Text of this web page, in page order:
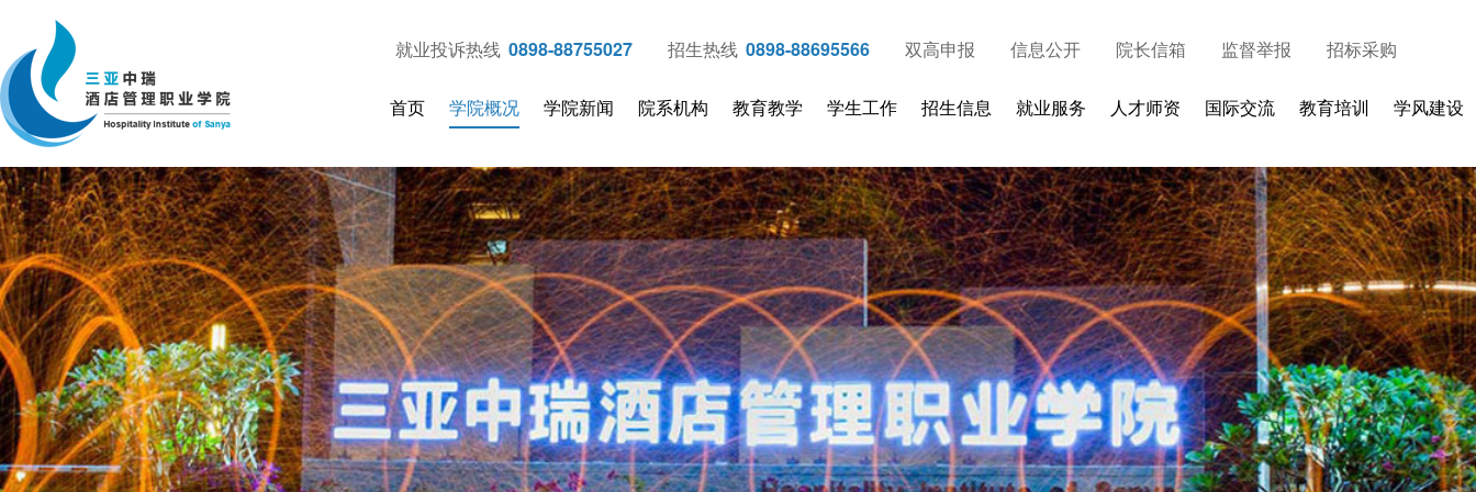
就业投诉热线 0898-88755027 招生热线 0898-88695566 双高申报 信息公开 院长信箱 监督举报
招标采购
首页 学院概况 学院新闻 院系机构 教育教学 学生工作 招生信息 就业服务 人才师资 国际交流 教育培训 学风建设